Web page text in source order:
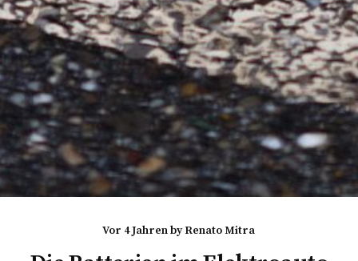
vor 4 JahrenbyRenato Mitra